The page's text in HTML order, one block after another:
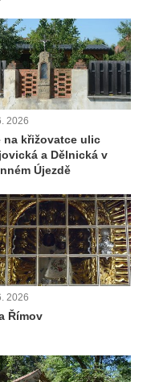
v
2026
na křižovatce ulic
a Dělnická v
Újezdě
2026
Římov